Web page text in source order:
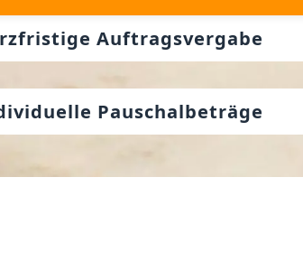
Auftragsvergabe
Pauschalbeträge